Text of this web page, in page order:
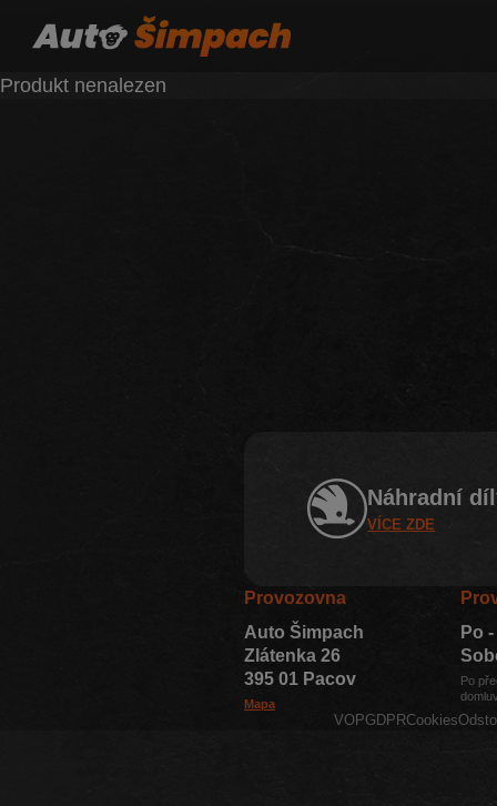
Produkt nenalezen
Náhradní
VÍCE ZDE
Provozovna
Auto Šimpach
Zlátenka 26
395 01 Pacov
Mapa
Po
Po
VOPGDPRCookies